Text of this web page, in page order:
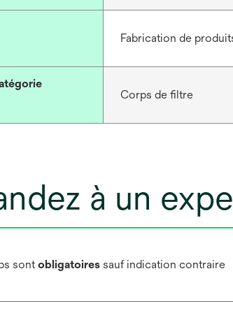
Fabrication de
Corps de filtre
à un
sontobligatoires sauf indication contraire